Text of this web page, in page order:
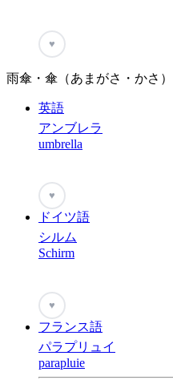
♥
雨傘・傘（あまがさ・かさ）
英語
アンブレラ
umbrella
♥
ドイツ語
シルム
Schirm
♥
フランス語
パラプリュイ
parapluie